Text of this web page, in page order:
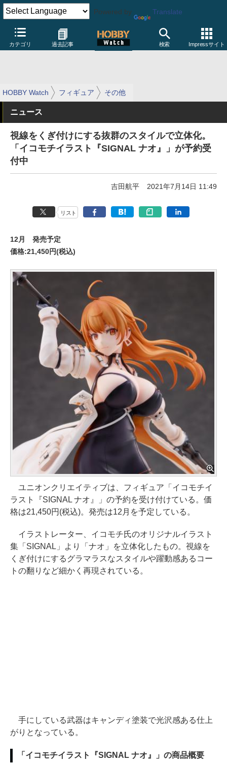
Powered by Translate
カテゴリ 過去記事 検索 Impressサイト
HOBBY Watch フィギュア その他
ニュース
視線をくぎ付けにする抜群のスタイルで立体化。
「イコモチイラスト『SIGNAL ナオ』」が予約受
付中
吉田航平 2021年7月14日 11:49
リスト
12月 発売予定
価格:21,450円(税込)
ユニオンクリエイティブは、フィギュア「イコモチイ
ラスト『SIGNAL ナオ』」の予約を受け付けている。価
格は21,450円(税込)。発売は12月を予定している。
イラストレーター、イコモチ氏のオリジナルイラスト
集「SIGNAL」より「ナオ」を立体化したもの。視線を
くぎ付けにするグラマラスなスタイルや躍動感あるコー
トの翻りなど細かく再現されている。
手にしている武器はキャンディ塗装で光沢感ある仕上
がりとなっている。
「イコモチイラスト『SIGNAL ナオ』」の商品概要